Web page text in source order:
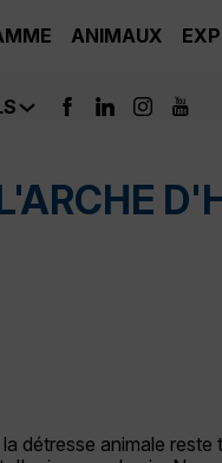
ANIMAUX
détresse animale